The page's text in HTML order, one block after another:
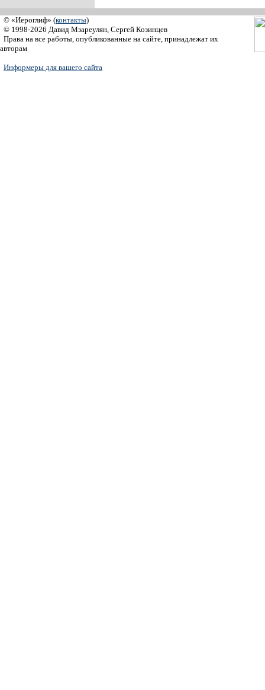
© «Иероглиф» (контакты)
© 1998-2026 Давид Мзареулян, Сергей Козинцев
Права на все работы, опубликованные на сайте, принадлежат их
авторам
Информеры для вашего сайта